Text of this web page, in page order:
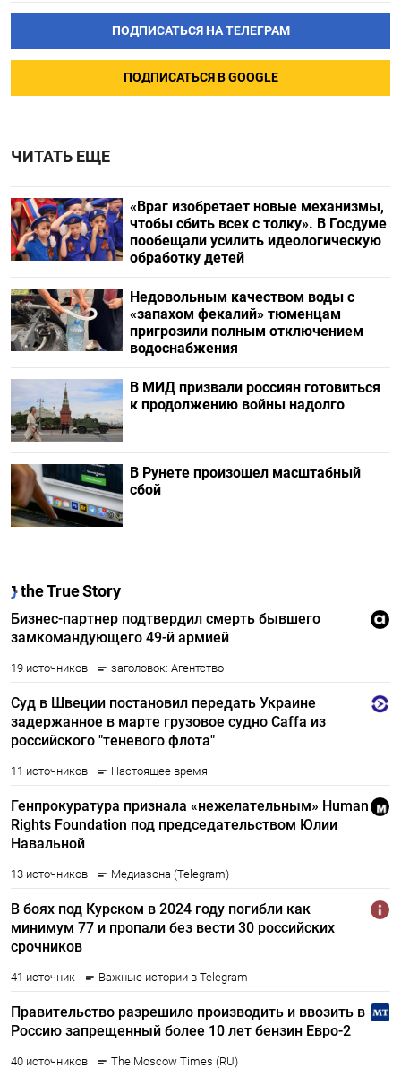
ПОДПИСАТЬСЯ НА ТЕЛЕГРАМ
ПОДПИСАТЬСЯ В GOOGLE
ЧИТАТЬ ЕЩЕ
«Враг изобретает новые механизмы,
чтобы сбить всех с толку». В Госдуме
пообещали усилить идеологическую
обработку детей
Недовольным качеством воды с
«запахом фекалий» тюменцам
пригрозили полным отключением
водоснабжения
В МИД призвали россиян готовиться
к продолжению войны надолго
В Рунете произошел масштабный
сбой